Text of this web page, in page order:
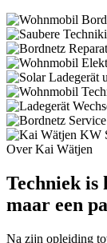
Over Kai Wätjen
Techniek is
maar een
Na zijn opleiding